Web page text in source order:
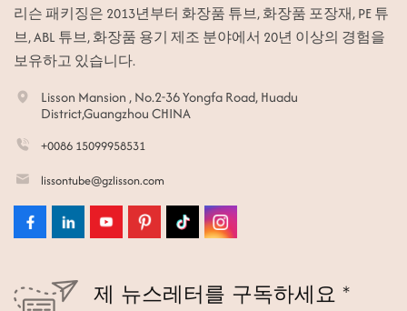
리슨 패키징은 2013년부터 화장품 튜브, 화장품 포장재, PE 튜
브, ABL 튜브, 화장품 용기 제조 분야에서 20년 이상의 경험을
보유하고 있습니다.
Lisson Mansion , No.2-36 Yongfa Road, Huadu
District,Guangzhou CHINA
+0086 15099958531
lissontube@gzlisson.com
제 뉴스레터를 구독하세요 *